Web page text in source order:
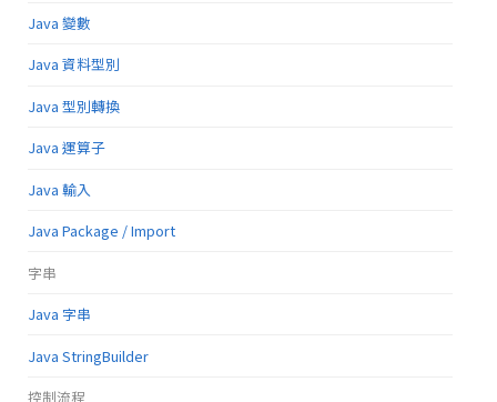
Java 變數
Java 資料型別
Java 型別轉換
Java 運算子
Java 輸入
Java Package / Import
字串
Java 字串
Java StringBuilder
控制流程